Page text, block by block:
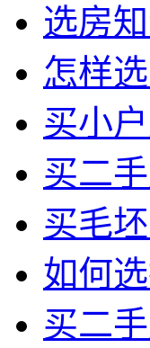
选房
怎样
买小
买二
买毛
如何
买二